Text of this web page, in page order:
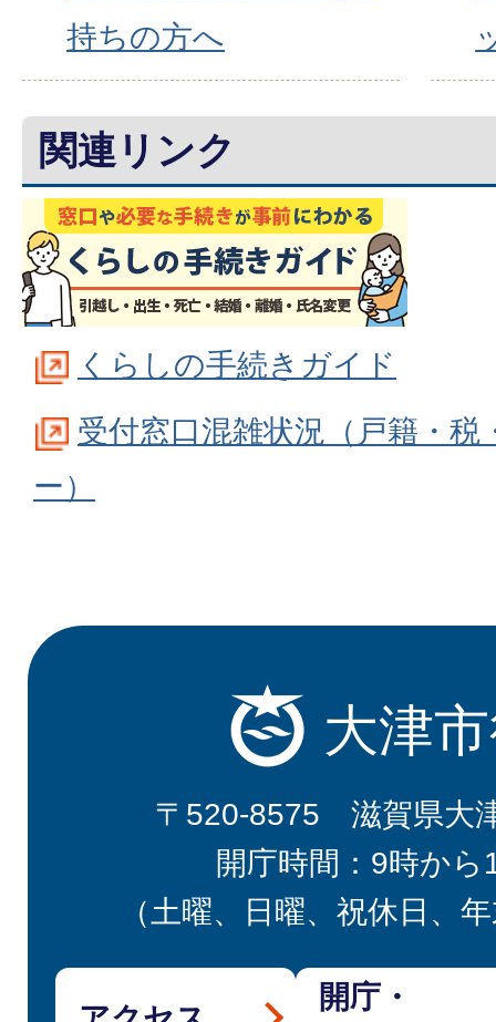
持ちの方へ
関連リンク
くらしの手続きガイド
受付窓口混雑状況（戸籍・
ー）
大津
〒520-8575 滋賀県大
開庁時間：9時から
（土曜、日曜、祝休日、
開庁・